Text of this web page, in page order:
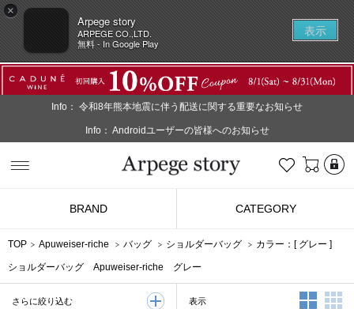
×
Arpege story
ARPEGE CO.,LTD.
無料 - In Google Play
表示
Info： 令和8年熊本地震に伴う配送に関する重要なお知らせ
Info： Androidユーザーの皆様へのお知らせ
お気に入り
BRAND CATEGORY
TOP Apuweiser-riche バッグ ショルダーバッグ カラー：[ グレー ]
ショルダーバッグ Apuweiser-riche グレー
さらに絞り込む 表示 2列表示